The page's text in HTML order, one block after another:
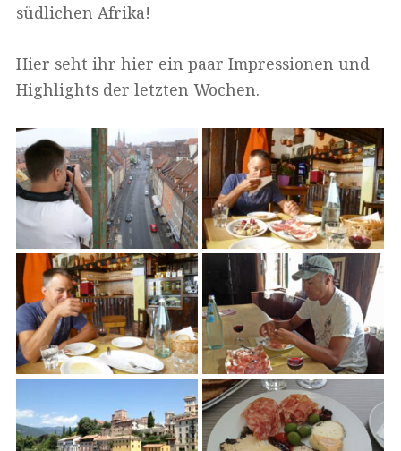
südlichen Afrika!
Hier seht ihr hier ein paar Impressionen und
Highlights der letzten Wochen.